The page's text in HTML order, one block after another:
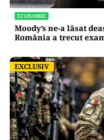
ECONOMIE
Moody’s ne-a lăsat
România a trecut
EXCLUSIV
EXCLUSIV